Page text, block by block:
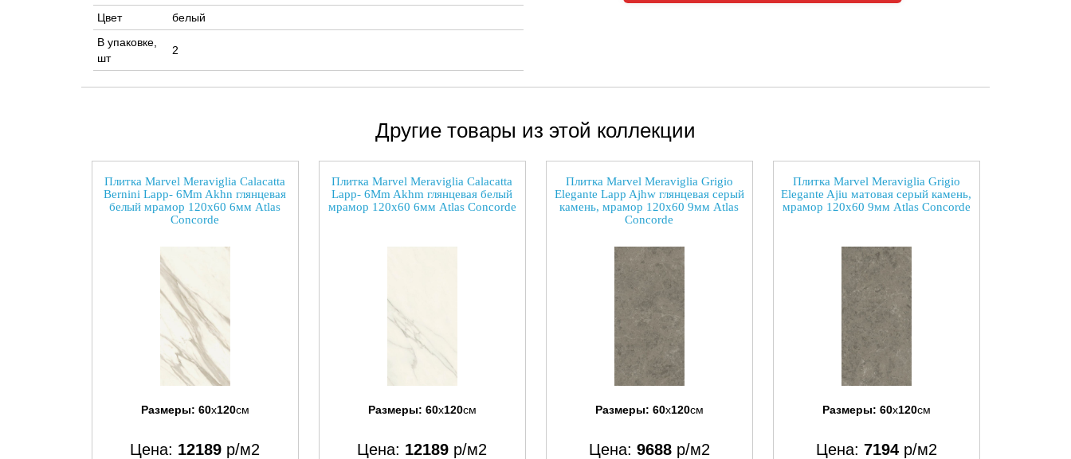
Цвет
белый
В упаковке,
шт
2
Другие товары из этой коллекции
Плитка Marvel Meraviglia Calacatta
Bernini Lapp- 6Mm Akhn глянцевая
белый мрамор 120x60 6мм Atlas
Concorde
Размеры: 60x120см
Цена: 12189 р/м2
Плитка Marvel Meraviglia Calacatta
Lapp- 6Mm Akhm глянцевая белый
мрамор 120x60 6мм Atlas Concorde
Размеры: 60x120см
Цена: 12189 р/м2
Плитка Marvel Meraviglia Grigio
Elegante Lapp Ajhw глянцевая серый
камень, мрамор 120x60 9мм Atlas
Concorde
Размеры: 60x120см
Цена: 9688р/м2
Плитка Marvel Meraviglia Grigio
Elegante Ajiu матовая серый камень,
мрамор 120x60 9мм Atlas Concorde
Размеры: 60x120см
Цена: 7194р/м2